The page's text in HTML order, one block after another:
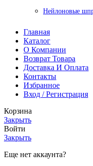
Нейлоновые
Главная
Каталог
О Компании
Возврат Товара
Доставка И Оплата
Контакты
Избранное
Вход / Регистрация
Корзина
Закрыть
Войти
Закрыть
Еще нет аккаунта?